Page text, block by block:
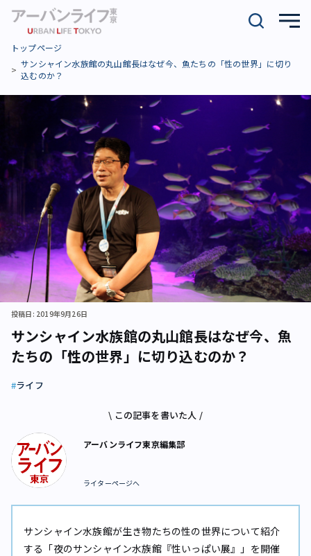
トップページ
サンシャイン水族館の丸山館長はなぜ今、魚たちの「性の世界」に切り
込むのか？
サンシャイン水族館の丸山館長はなぜ今、魚
たちの「性の世界」に切り込むのか？
投稿日: 2019年9月26日
ライフ
\ この記事を書いた人 /
アーバンライフ東京編集部
ライターページへ
サンシャイン水族館が生き物たちの性の世界について紹介
する「夜のサンシャイン水族館『性いっぱい展』」を開催